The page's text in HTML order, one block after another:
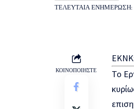
ΤΕΛΕΥΤΑΙΑ ΕΝΗΜΕΡΩΣΗ:
ΚΟΙΝΟΠΟΙΗΣΤΕ
Το